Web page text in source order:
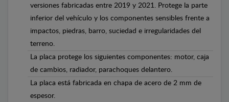
versiones fabricadas entre 2019 y 2021. Protege la parte
inferior del vehículo y los componentes sensibles frente a
impactos, piedras, barro, suciedad e irregularidades del
terreno.
La placa protege los siguientes componentes: motor, caja
de cambios, radiador, parachoques delantero.
La placa está fabricada en chapa de acero de 2 mm de
espesor.